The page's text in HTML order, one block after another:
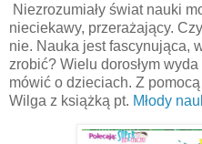
Niezrozumiały świat nauki
nieciekawy, przerażający.
nie. Nauka jest fascynująca,
zrobić? Wielu dorosłym
mówić o dzieciach. Z
Wilga z książką pt. Młody